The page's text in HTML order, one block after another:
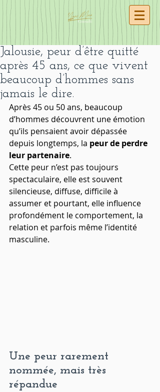
Jalousie, peur d’être quitté
après 45 ans, ce que vivent
beaucoup d’hommes sans
jamais le dire.
Après 45 ou 50 ans, beaucoup
d’hommes découvrent une émotion
qu’ils pensaient avoir dépassée
depuis longtemps, la peur de perdre
leur partenaire.
Cette peur n’est pas toujours
spectaculaire, elle est souvent
silencieuse, diffuse, difficile à
assumer et pourtant, elle influence
profondément le comportement, la
relation et parfois même l’identité
masculine.
Une peur rarement
nommée, mais très
répandue